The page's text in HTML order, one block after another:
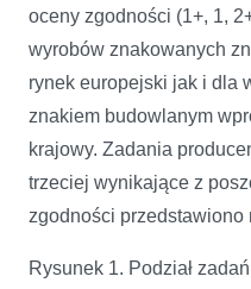
oceny zgodności (1+, 1,
wyrobów znakowanych
rynek europejski jak i dla
znakiem budowlanym
krajowy. Zadania
trzeciej wynikające z
zgodności przedstawiono
Rysunek 1. Podział